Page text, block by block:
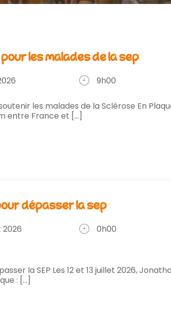
les malades de la sep
9h00
les malades de la Sclérose En
entre France et [...]
dépasser la sep
2026
0h00
la SEP Les 12 et 13 juillet 2026,
: [...]